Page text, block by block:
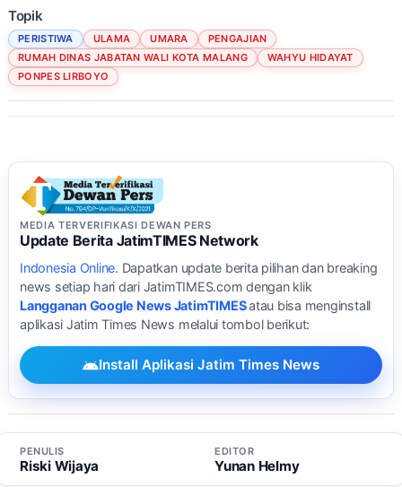
Topik
PERISTIWA ULAMA UMARA
PENGAJIAN
RUMAH DINAS JABATAN WALI KOTA MALANG
WAHYU HIDAYAT
PONPES LIRBOYO
MEDIA TERVERIFIKASI DEWAN PERS
Update Berita JatimTIMES Network
Indonesia Online. Dapatkan update berita pilihan dan breaking
news setiap hari dari JatimTIMES.com dengan klik
Langganan Google News JatimTIMESatau bisa menginstall
aplikasi Jatim Times News melalui tombol berikut:
Install Aplikasi Jatim Times News
PENULIS
Riski Wijaya
EDITOR
Yunan Helmy